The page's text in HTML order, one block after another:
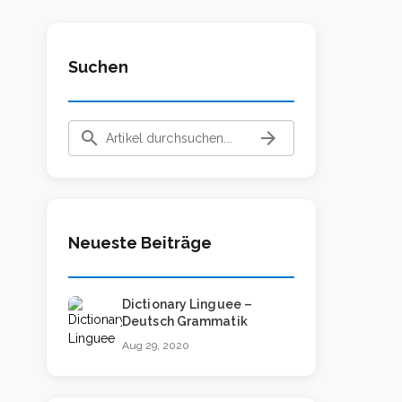
Suchen
search arrow_forward
Neueste Beiträge
Dictionary Linguee –
Deutsch Grammatik
Aug 29, 2020